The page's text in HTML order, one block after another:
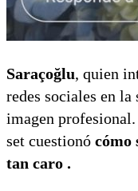
Saraçoğlu, quien
redes sociales en
imagen
set cuestionó cómo
tan caro .